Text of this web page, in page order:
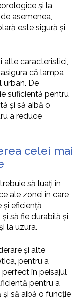
și la
asemenea,
este sigură și
alte caracteristici,
că lampa
urban. De
suficientă pentru
și să aibă o
a reduce
celei mai
să luați în
ale zonei în care
și eficiență
să fie durabilă și
la uzura.
și alte
pentru a
în peisajul
pentru a
să aibă o funcție